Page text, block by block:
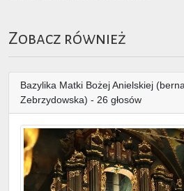
Zobacz również
Bazylika Matki Bożej Anielskiej
Zebrzydowska) - 26 głosów